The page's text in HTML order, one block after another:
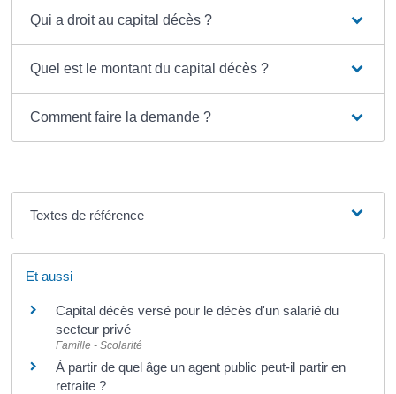
Qui a droit au capital décès ?
Quel est le montant du capital décès ?
Comment faire la demande ?
Textes de référence
Et aussi
Capital décès versé pour le décès d'un salarié du
secteur privé
Famille - Scolarité
À partir de quel âge un agent public peut-il partir en
retraite ?